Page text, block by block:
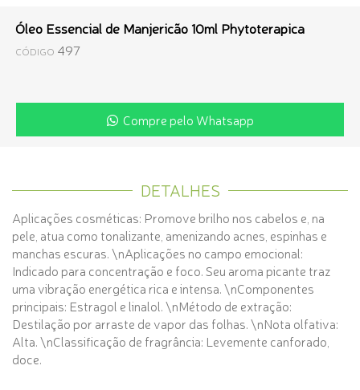
Óleo Essencial de Manjericão 10ml Phytoterapica
CÓDIGO 497
Compre pelo Whatsapp
DETALHES
Aplicações cosméticas: Promove brilho nos cabelos e, na
pele, atua como tonalizante, amenizando acnes, espinhas e
manchas escuras. \nAplicações no campo emocional:
Indicado para concentração e foco. Seu aroma picante traz
uma vibração energética rica e intensa. \nComponentes
principais: Estragol e linalol. \nMétodo de extração:
Destilação por arraste de vapor das folhas. \nNota olfativa:
Alta. \nClassificação de fragrância: Levemente canforado,
doce.